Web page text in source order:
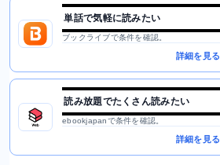
単話で気軽に読みたい
ブックライブで条件を確認。
詳細を見る
読み放題でたくさん読みたい
ebookjapanで条件を確認。
詳細を見る